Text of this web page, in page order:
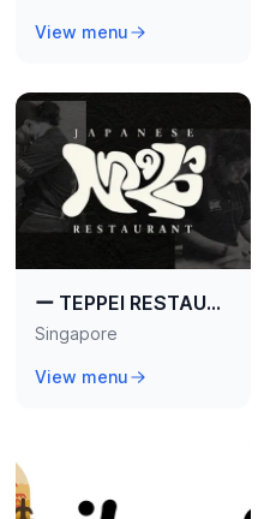
View menu
ー TEPPEI RESTAURANT ー
Singapore
View menu